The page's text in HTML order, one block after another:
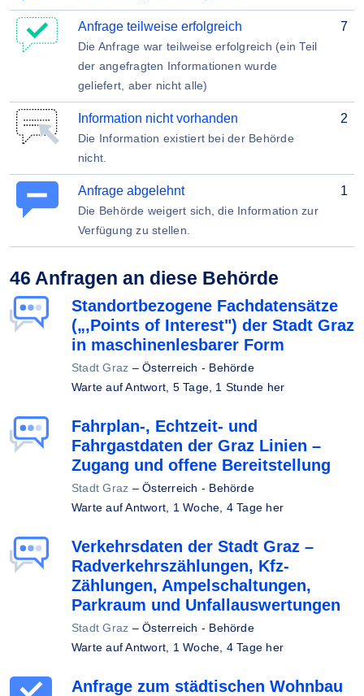
Anfrage teilweise erfolgreich
Die Anfrage war teilweise erfolgreich (ein Teil
der angefragten Informationen wurde
geliefert, aber nicht alle)
7
Information nicht vorhanden
Die Information existiert bei der Behörde
nicht.
2
Anfrage abgelehnt
Die Behörde weigert sich, die Information zur
Verfügung zu stellen.
1
46 Anfragen an diese Behörde
Standortbezogene Fachdatensätze
(„,Points of Interest") der Stadt Graz
in maschinenlesbarer Form
Stadt Graz –Österreich - Behörde
Warte auf Antwort, 5 Tage, 1 Stunde her
Fahrplan-, Echtzeit- und
Fahrgastdaten der Graz Linien –
Zugang und offene Bereitstellung
Stadt Graz –Österreich - Behörde
Warte auf Antwort, 1 Woche, 4 Tage her
Verkehrsdaten der Stadt Graz –
Radverkehrszählungen, Kfz-
Zählungen, Ampelschaltungen,
Parkraum und Unfallauswertungen
Stadt Graz –Österreich - Behörde
Warte auf Antwort, 1 Woche, 4 Tage her
Anfrage zum städtischen Wohnbau